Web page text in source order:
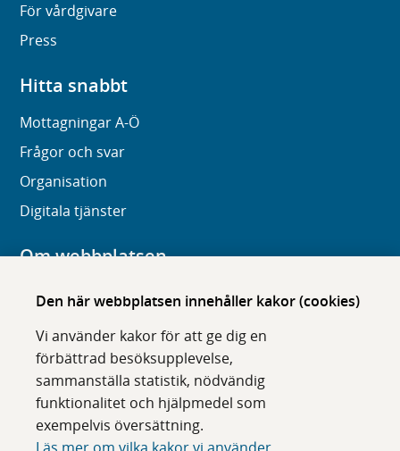
Den här webbplatsen innehåller kakor (cookies)
Vi använder kakor för att ge dig en
förbättrad besöksupplevelse,
sammanställa statistik, nödvändig
funktionalitet och hjälpmedel som
exempelvis översättning.
För vårdgivare
Press
Hitta snabbt
Mottagningar A-Ö
Frågor och svar
Organisation
Digitala tjänster
Om webbplatsen
Om karolinska.se
Tillgänglighet
Om cookies
Följ oss i sociala medier